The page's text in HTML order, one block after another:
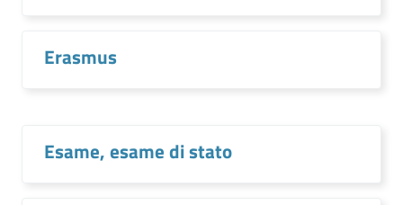
Erasmus
Esame, esame di stato